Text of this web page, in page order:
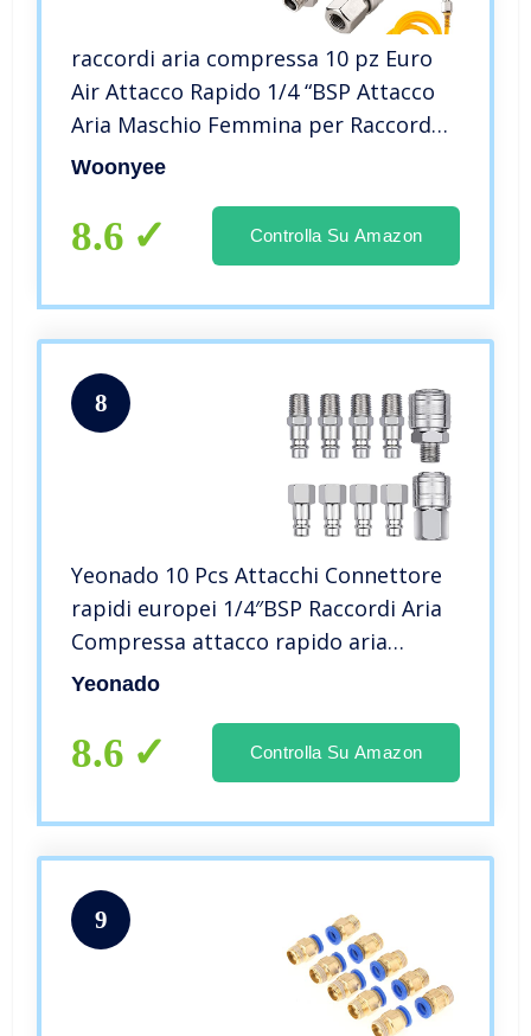
raccordi aria compressa 10 pz Euro
Air Attacco Rapido 1/4 “BSP Attacco
Aria Maschio Femmina per Raccordo
Tubo Accoppiamenti Compressore
Woonyee
8.6 Controlla Su Amazon
8
Yeonado 10 Pcs Attacchi Connettore
rapidi europei 1/4″BSP Raccordi Aria
Compressa attacco rapido aria
compressa per connettori Madre
Yeonado
8.6 Controlla Su Amazon
9